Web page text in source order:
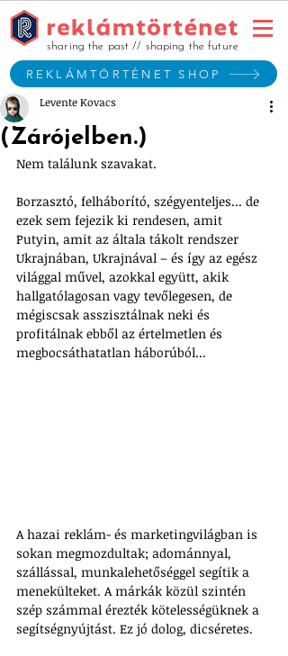
REKLÁMTÖRTÉNET SHOP
sharing the past // shaping the future
(Zárójelben.)
Levente Kovacs
Nem találunk szavakat.
Borzasztó, felháborító, szégyenteljes... de
ezek sem fejezik ki rendesen, amit
Putyin, amit az általa tákolt rendszer
Ukrajnában, Ukrajnával – és így az egész
világgal művel, azokkal együtt, akik
hallgatólagosan vagy tevőlegesen, de
mégiscsak asszisztálnak neki és
profitálnak ebből az értelmetlen és
megbocsáthatatlan háborúból...
A hazai reklám- és marketingvilágban is
sokan megmozdultak; adománnyal,
szállással, munkalehetőséggel segítik a
menekülteket. A márkák közül szintén
szép számmal érezték kötelességüknek a
segítségnyújtást. Ez jó dolog, dicséretes.